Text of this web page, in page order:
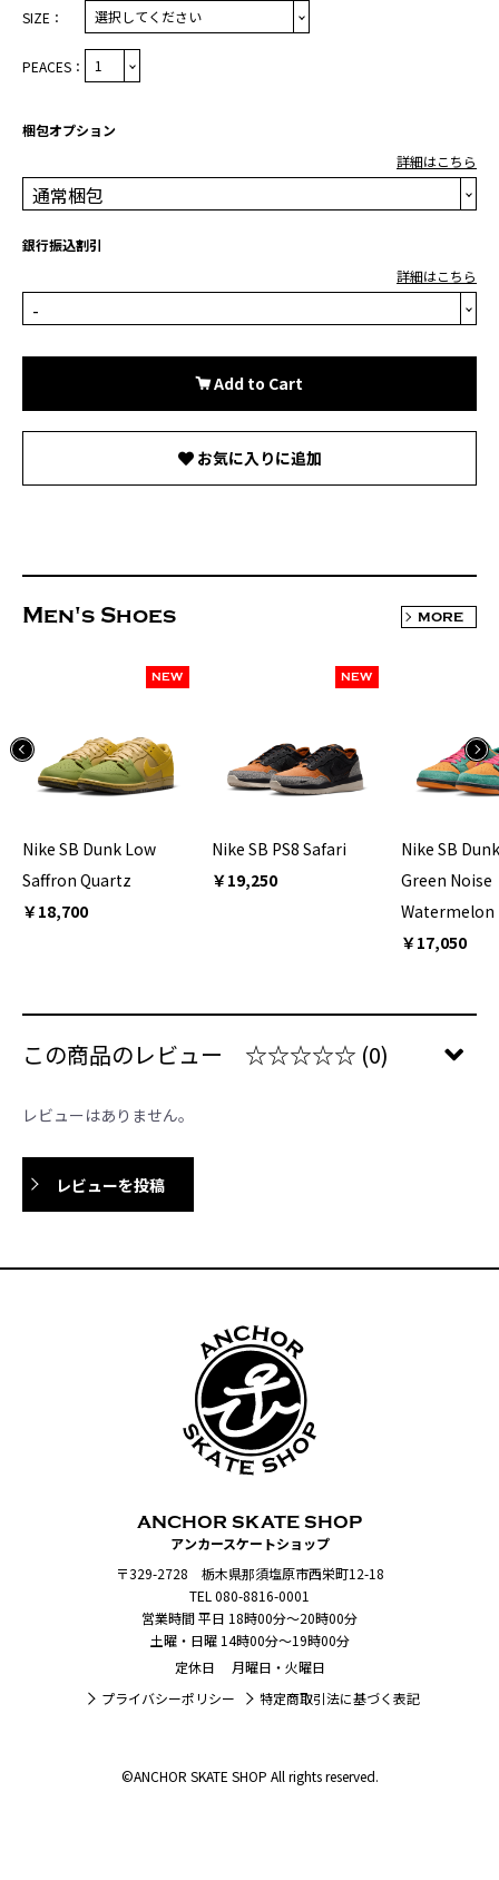
SIZE：
PEACES：
梱包オプション
詳細はこちら
銀行振込割引
詳細はこちら
Add to Cart
お気に入りに追加
Men's Shoes MORE
NEW
Nike SB Dunk Low
Saffron Quartz
￥18,700
NEW
Nike SB PS8 Safari
￥19,250
Nike SB
Green Noise
Watermelon
￥17,050
この商品のレビュー ☆☆☆☆☆ (0)
レビューはありません。
レビューを投稿
ANCHOR SKATE SHOP
アンカースケートショップ
〒329-2728 栃木県那須塩原市西栄町12-18
TEL 080-8816-0001
営業時間 平日 18時00分～20時00分
土曜・日曜 14時00分～19時00分
定休日 月曜日・火曜日
プライバシーポリシー
特定商取引法に基づく表記
©ANCHOR SKATE SHOP All rights reserved.